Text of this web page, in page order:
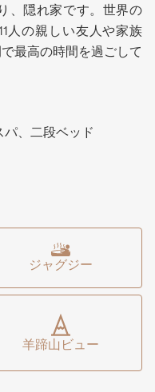
、隠れ家です。世界の
人の親しい友人や家族
最高の時間を過ごして
は、仲間からも隠れて
ベッドでゲレンデの疲
隣のメディアルームで
の大作映画を楽しんで
きのマスターベッドル
ている人もいるはず。
は最上階で、この家の
でいます。有名な羊蹄
ジャグジー。大きなキ
スペースがあります。
集まり、ミシュラン級
を見るもよし、プライ
してもらうこともでき
ンの中で最大級の物件
、二段ベッド
ジャグジー
羊蹄山ビュー